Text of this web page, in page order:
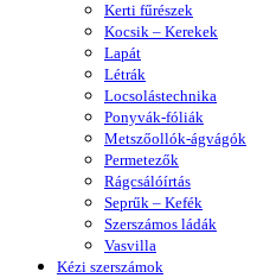
Kerti fűrészek
Kocsik – Kerekek
Lapát
Létrák
Locsolástechnika
Ponyvák-fóliák
Metszőollók-ágvágók
Permetezők
Rágcsálóírtás
Seprűk – Kefék
Szerszámos ládák
Vasvilla
Kézi szerszámok